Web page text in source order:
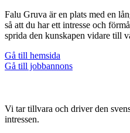
Falu Gruva är en plats med en
så att du har ett intresse och
sprida den kunskapen vidare till
Gå till hemsida
Gå till jobbannons
Vi tar tillvara och driver den
intressen.